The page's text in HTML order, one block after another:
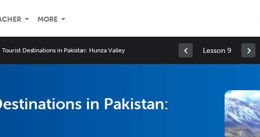
MORE
Tourist Destinations in Pakistan: Hunza Valley Lesson 9
in Pakistan: